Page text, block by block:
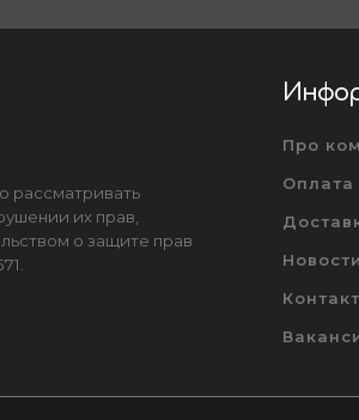
рассматривать
их прав,
о защите прав
Про
Оплата
Новости